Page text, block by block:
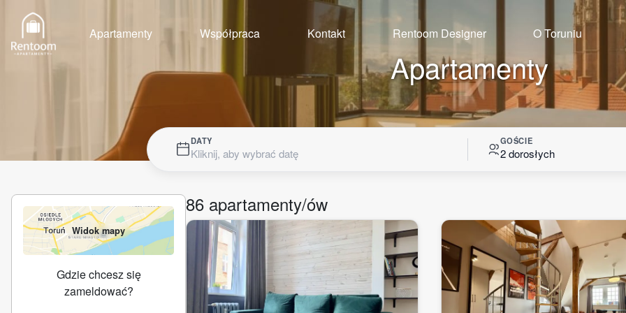
Apartamenty Współpraca Kontakt Rentoom Designer O Toruniu
Apartamenty
DATY
Kliknij, aby wybrać datę
GOŚCIE
2 dorosłych
Widok mapy
Gdzie chcesz się
zameldować?
86 apartamenty/ów